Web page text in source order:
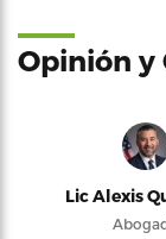
Opinión y
Lic Alexis